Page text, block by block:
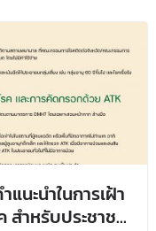
นะนำในการเฝ้า
สำหรับประชาชน